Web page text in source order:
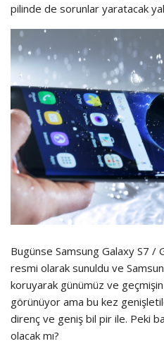
pilinde de sorunlar yaratacak
Bugünse Samsung Galaxy S7 /
resmi olarak sunuldu ve
koruyarak günümüz ve
görünüyor ama bu kez
direnç ve geniş bil pir ile. Peki
olacak mı?